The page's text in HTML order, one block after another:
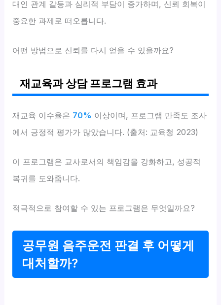
대인 관계 갈등과 심리적 부담이 증가하며, 신뢰 회복이
중요한 과제로 떠오릅니다.
어떤 방법으로 신뢰를 다시 얻을 수 있을까요?
재교육과 상담 프로그램 효과
재교육 이수율은 70% 이상이며, 프로그램 만족도 조사
에서 긍정적 평가가 많았습니다. (출처: 교육청 2023)
이 프로그램은 교사로서의 책임감을 강화하고, 성공적
복귀를 도와줍니다.
적극적으로 참여할 수 있는 프로그램은 무엇일까요?
공무원 음주운전 판결 후 어떻게
대처할까?